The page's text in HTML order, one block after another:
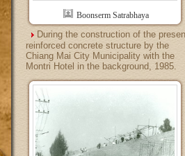
Boonserm Satrabhaya
During the construction of the
reinforced concrete structure by the
Chiang Mai City Municipality with the
Montri Hotel in the background, 1985.